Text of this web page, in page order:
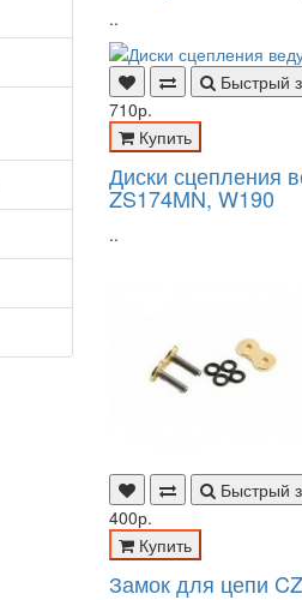
..
Быстрый
710р.
Купить
Диски сцепления
ZS174MN, W190
..
Быстрый
400р.
Купить
Замок для цепи